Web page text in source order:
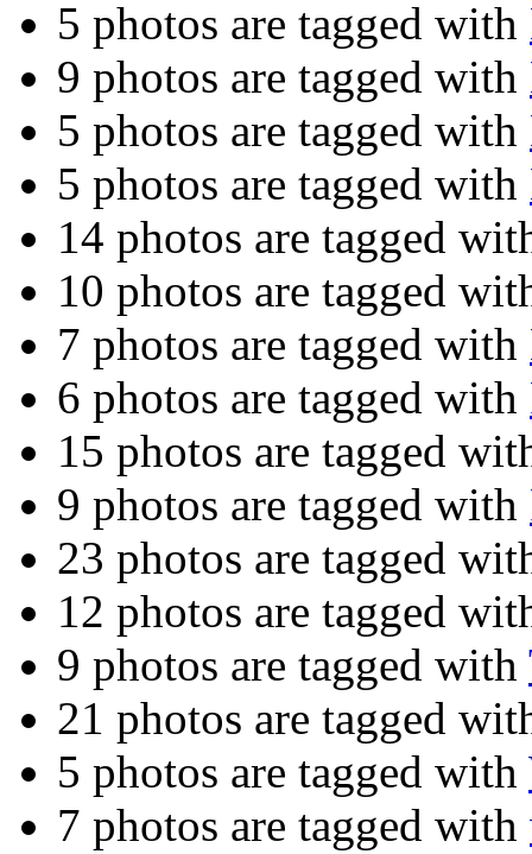
5 photos are tagged with
9 photos are tagged with
5 photos are tagged with
5 photos are tagged with
14 photos are tagged
10 photos are tagged
7 photos are tagged with
6 photos are tagged with
15 photos are tagged
9 photos are tagged with
23 photos are tagged
12 photos are tagged
9 photos are tagged with
21 photos are tagged
5 photos are tagged with
7 photos are tagged with